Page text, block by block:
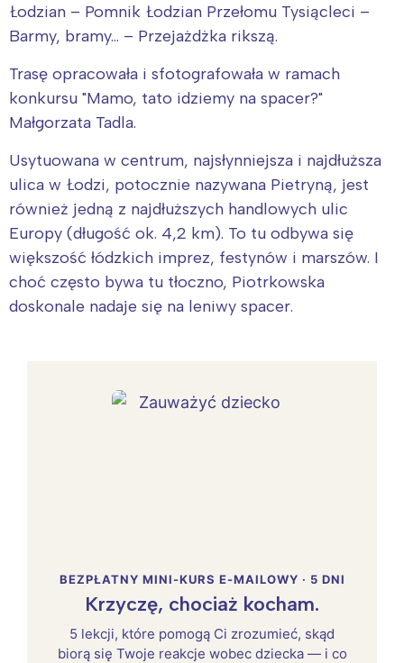
Łodzian – Pomnik Łodzian Przełomu Tysiącleci –
Barmy, bramy… – Przejażdżka rikszą.
Trasę opracowała i sfotografowała w ramach
konkursu "Mamo, tato idziemy na spacer?"
Małgorzata Tadla.
Usytuowana w centrum, najsłynniejsza i najdłuższa
ulica w Łodzi, potocznie nazywana Pietryną, jest
również jedną z najdłuższych handlowych ulic
Europy (długość ok. 4,2 km). To tu odbywa się
większość łódzkich imprez, festynów i marszów. I
choć często bywa tu tłoczno, Piotrkowska
doskonale nadaje się na leniwy spacer.
BEZPŁATNY MINI-KURS E-MAILOWY · 5 DNI
Krzyczę, chociaż kocham.
5 lekcji, które pomogą Ci zrozumieć, skąd
biorą się Twoje reakcje wobec dziecka — i co